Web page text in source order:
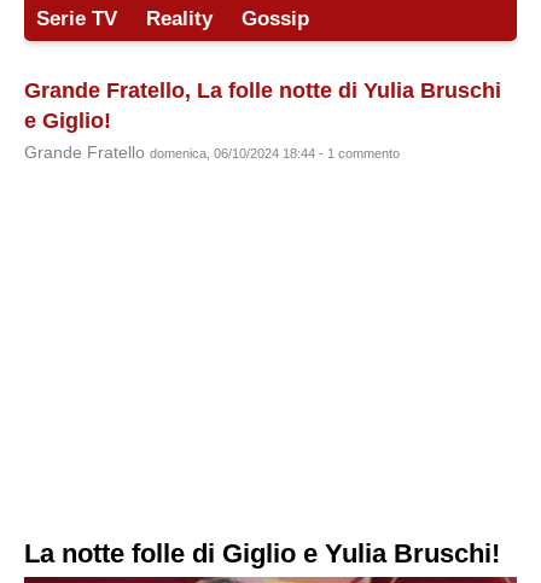
Serie TV
Reality Gossip
Grande Fratello, La folle notte di Yulia Bruschi
e Giglio!
Grande Fratello domenica, 06/10/2024 18:44 - 1 commento
La notte folle di Giglio e Yulia Bruschi!